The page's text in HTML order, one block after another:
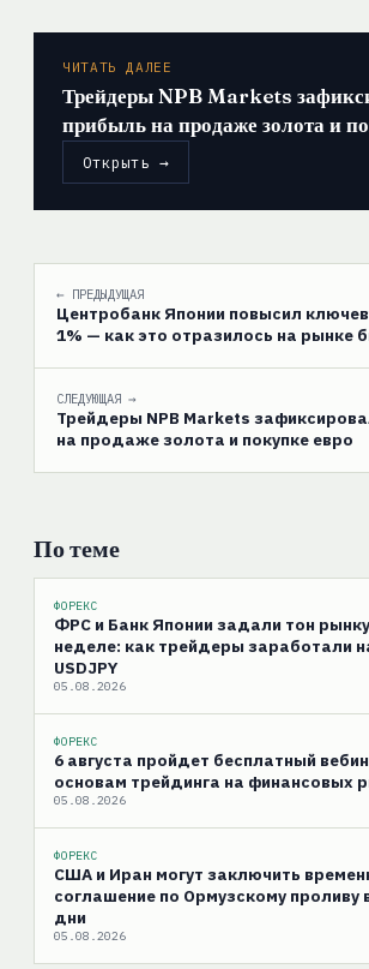
ЧИТАТЬ ДАЛЕЕ
Трейдеры NPB Markets
прибыль на продаже золота и
Открыть →
← ПРЕДЫДУЩАЯ
Центробанк Японии повысил
1% — как это отразилось на рынке
СЛЕДУЮЩАЯ →
Трейдеры NPB Markets
на продаже золота и покупке евро
По теме
ФОРЕКС
ФРС и Банк Японии задали тон
неделе: как трейдеры заработали
USDJPY
05.08.2026
ФОРЕКС
6 августа пройдет бесплатный
основам трейдинга на финансовых
05.08.2026
ФОРЕКС
США и Иран могут заключить
соглашение по Ормузскому
дни
05.08.2026